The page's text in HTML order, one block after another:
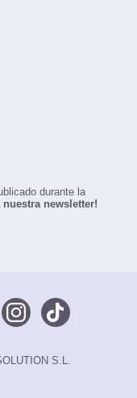
durante la